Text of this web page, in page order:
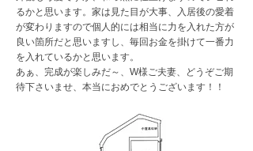
るかと思います。家は見た目が大事、入居後の愛着
が変わりますので個人的には相当に力を入れた方が
良い箇所だと思いますし、毎回お金を掛けて一番力
を入れているかと思います。
あぁ、完成が楽しみだ～、W様ご夫妻、どうぞご期
待下さいませ、本当におめでとうございます！！